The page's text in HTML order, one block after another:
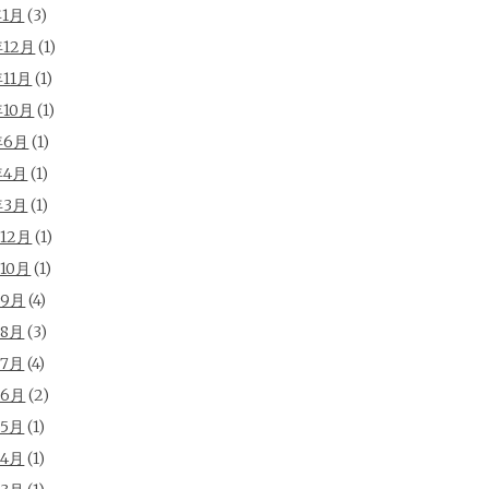
月 (3)
月 (1)
月 (1)
月 (1)
月 (1)
月 (1)
月 (1)
月 (1)
月 (1)
月 (4)
月 (3)
月 (4)
月 (2)
月 (1)
月 (1)